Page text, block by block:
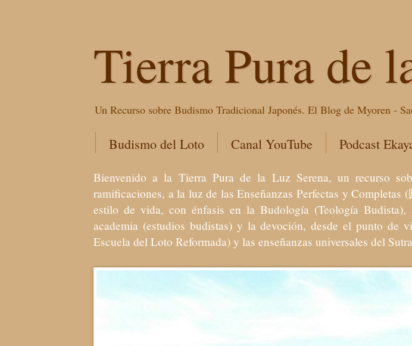
Tierra Pura de
Un Recurso sobre Budismo Tradicional Japonés. El Blog de Myoren -
Budismo del Loto Canal YouTube Podcast
Bienvenido a la Tierra Pura de la Luz Serena, un recurso
ramificaciones, a la luz de las Enseñanzas Perfectas y
estilo de vida, con énfasis en la Budología (Teología Budista),
academia (estudios budistas) y la devoción, desde el punto de
Escuela del Loto Reformada) y las enseñanzas universales del